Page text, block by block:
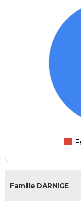
Famille DARNIGE